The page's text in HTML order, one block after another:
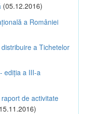
(05.12.2016)
a României
a Tichetelor
ediția a III-a
de activitate